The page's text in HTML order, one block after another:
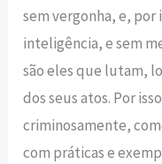
sem vergonha, e, por
inteligência, e sem
são eles que lutam,
dos seus atos. Por
criminosamente,
com práticas e